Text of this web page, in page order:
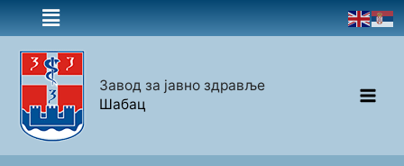
Завод за јавно здравље
Шабац